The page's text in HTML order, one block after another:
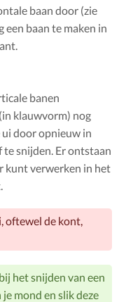
baan door (zie
baan te maken in
banen
klauwvorm) nog
ui door opnieuw in
te snijden. Er ontstaan
kunt verwerken in het
oftewel de kont,
het snijden van een
mond en slik deze